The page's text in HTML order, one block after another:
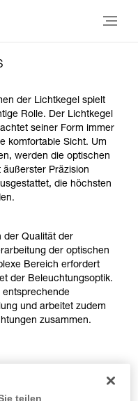
der Lichtkegel spielt
Rolle. Der Lichtkegel
seiner Form immer
komfortable Sicht. Um
werden die optischen
Präzision
die höchsten
der Qualität der
der optischen
Bereich erfordert
der Beleuchtungsoptik.
entsprechende
und arbeitet zudem
zusammen.
teilen